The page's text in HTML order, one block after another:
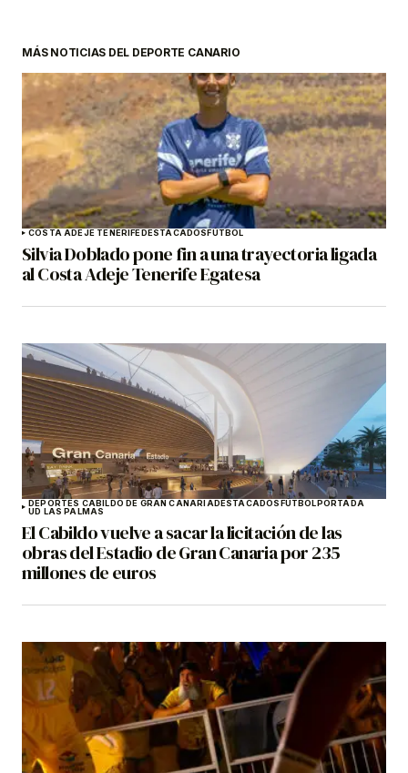
MÁS NOTICIAS DEL DEPORTE CANARIO
COSTA ADEJE TENERIFEDESTACADOSFÚTBOL
Silvia Doblado pone fin a una trayectoria ligada
al Costa Adeje Tenerife Egatesa
DEPORTES CABILDO DE GRAN CANARIADESTACADOSFÚTBOLPORTADA
UD LAS PALMAS
El Cabildo vuelve a sacar la licitación de las
obras del Estadio de Gran Canaria por 235
millones de euros